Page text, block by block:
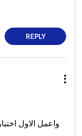
REPLY
واعمل الاول